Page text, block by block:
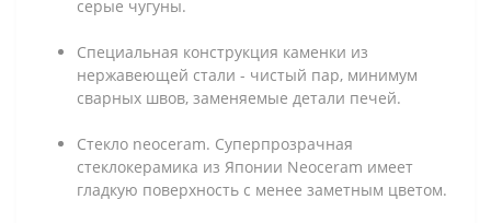
серые чугуны.
Специальная конструкция каменки из
нержавеющей стали - чистый пар, минимум
сварных швов, заменяемые детали печей.
Стекло neoceram. Суперпрозрачная
стеклокерамика из Японии Neoceram имеет
гладкую поверхность с менее заметным цветом.